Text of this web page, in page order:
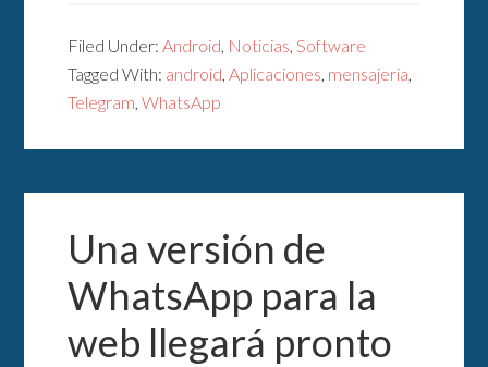
Filed Under: Android Noticias Software
Tagged With: android Aplicaciones mensajeria
Telegram ,WhatsApp
Una versión de
WhatsApp para la
web llegará pronto